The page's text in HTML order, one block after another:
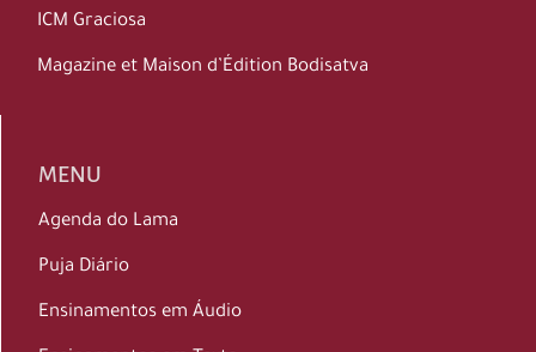
ICM Graciosa
Magazine et Maison d’Édition Bodisatva
MENU
Agenda do Lama
Puja Diário
Ensinamentos em Áudio